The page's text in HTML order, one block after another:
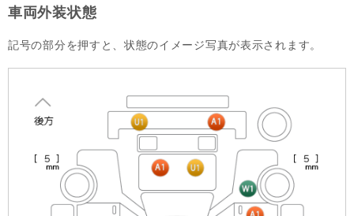
車両外装状態
記号の部分を押すと、状態のイメージ写真が表示されます。